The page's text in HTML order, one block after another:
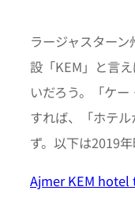
ラージャスター
設「KEM」と言
いだろう。「ケ
すれば、「ホテ
ず。以下は2019年
Ajmer KEM